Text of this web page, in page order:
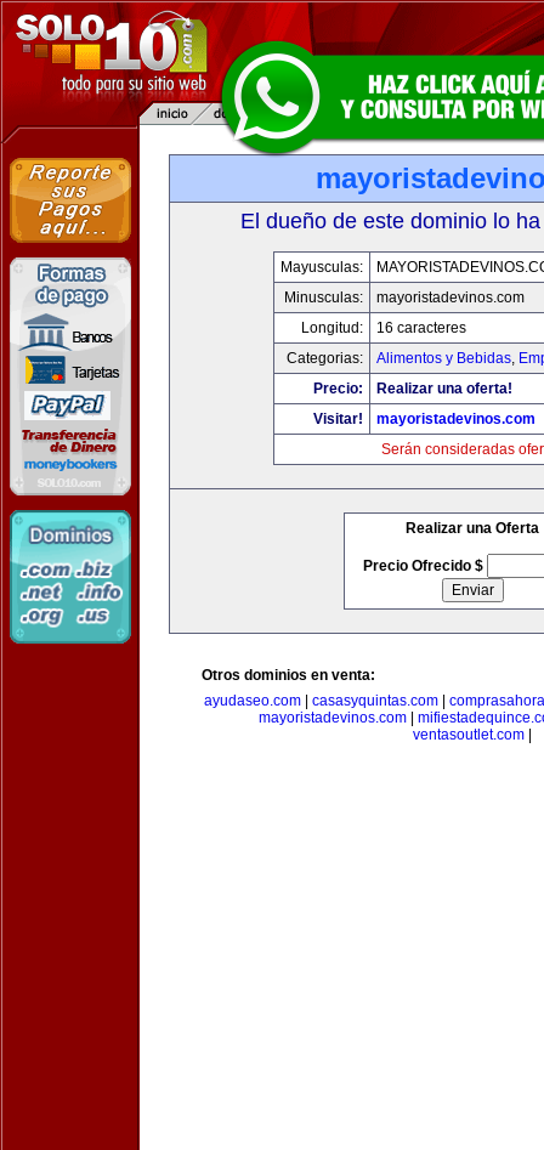
El dueño de este dominio lo
Mayusculas:
Minusculas:
mayoristadevinos.com
Longitud:
16 caracteres
Categorias:
Alimentos y Bebidas,
Precio:
Realizar una oferta!
Visitar!
mayoristadevinos.com
Serán consideradas
Realizar una Oferta
Precio Ofrecido $
Otros dominios en venta:
ayudaseo.com
casasyquintas.com
mayoristadevinos.com
ventasoutlet.com